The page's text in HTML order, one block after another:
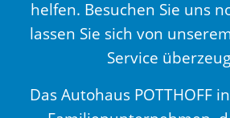
helfen. Besuchen Sie uns
lassen Sie sich von
Service
Das Autohaus POTTHOFF